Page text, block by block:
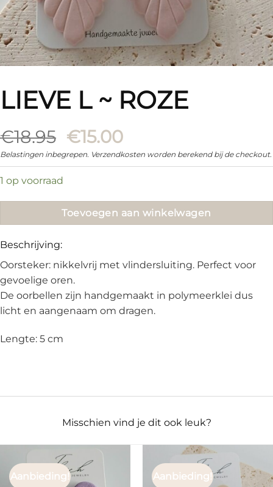
LIEVE L ~ ROZE
€18.95 Oorspronkelijke
prijs
was:
€15.00Huidige
prijs
is:
Belastingen inbegrepen. Verzendkosten worden berekend bij de checkout.
1 op voorraad
Toevoegen aan winkelwagen
Beschrijving:
Oorsteker: nikkelvrij met vlindersluiting. Perfect voor
gevoelige oren.
De oorbellen zijn handgemaakt in polymeerklei dus
licht en aangenaam om dragen.
Lengte: 5 cm
Misschien vind je dit ook leuk?
Aanbieding! Aanbieding!